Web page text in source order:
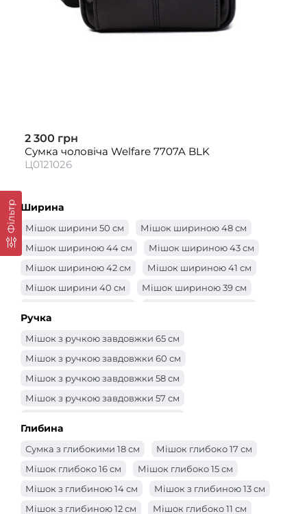
Фільтр
2 300 грн
Сумка чоловіча Welfare 7707A BLK
Ц0121026
Ширина
Мішок ширини 50 см
Мішок шириною 48 см
Мішок шириною 44 см
Мішок шириною 43 см
Мішок шириною 42 см
Мішок шириною 41 см
Мішок ширини 40 см
Мішок шириною 39 см
Мішок шириною 34 см
Мішок шириною 32 см
Мішок шириною 30 см
Мішок шириною 28 см
Мішок шириною 26 см
Сумка -ширина 24 см
Сумка -ширина 23 см
Сумка -ширина 22 см
Сумка -ширина 21 см
Мішок ширини 20 см
Мішок ширини 19 см
Мішок ширини 18 см
Мішок ширини 17 см
Ручка
Мішок з ручкою завдовжки 65 см
Мішок з ручкою завдовжки 60 см
Мішок з ручкою завдовжки 58 см
Мішок з ручкою завдовжки 57 см
Мішок з ручкою завдовжки 52 см
Глибина
Сумка з глибокими 18 см
Мішок глибоко 17 см
Мішок глибоко 16 см
Мішок глибоко 15 см
Мішок з глибиною 14 см
Мішок з глибиною 13 см
Мішок з глибиною 12 см
Мішок глибоко 11 см